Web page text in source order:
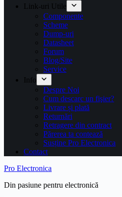
Link-uri Utile
Componente
Scheme
Dump-uri
Datasheet
Forum
Blog/Site
Service
Info
Despre Noi
Cum descarc un fişier?
Livrare și plată
Returnări
Retragere din contract
Părerea ta contează
Susține Pro Electronica
Contact
Pro Electronica
Din pasiune pentru electronică